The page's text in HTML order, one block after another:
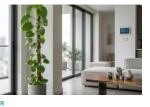
on November 11, 2020 from
public/everyday-care/skin-care-
exfoliate-at-home
S. Rosacea. [Updated 2020 Aug 11].
Treasure Island (FL): StatPearls
. Available from:
books/NBK557574/